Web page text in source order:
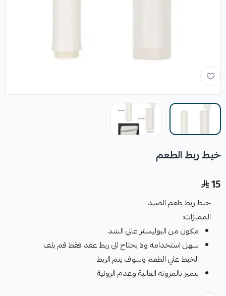
خيط ربط الطعم
15
خيط ريط طعم الصيد
المميزات:
مكون من البوليستر عالي الشد
سهل استخدامه ولا يحتاج الي ربط عقد فقط قم بلف
الخيط علي الطعم وسوف يتم الربط
يتميز بالمرونه العالية وعدم الروئية